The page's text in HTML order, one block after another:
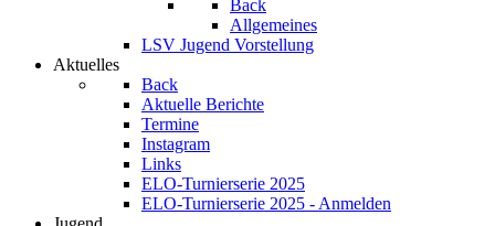
Back
Allgemeines
LSV Jugend Vorstellung
Aktuelles
Back
Aktuelle Berichte
Termine
Instagram
Links
ELO-Turnierserie 2025
ELO-Turnierserie 2025 - Anmelden